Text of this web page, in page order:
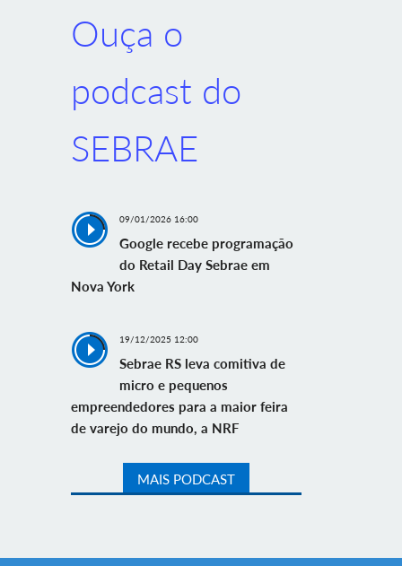
Ouça o
podcast do
SEBRAE
09/01/2026 16:00
Google recebe programação
do Retail Day Sebrae em
Nova York
19/12/2025 12:00
Sebrae RS leva comitiva de
micro e pequenos
empreendedores para a maior feira
de varejo do mundo, a NRF
MAIS PODCAST